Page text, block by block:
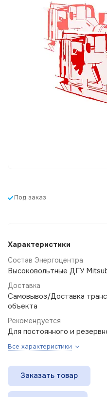
Под заказ
Характеристики
Состав Энергоцентра
Высоковольтные ДГУ
Доставка
Самовывоз/Доставка
объекта
Рекомендуется
Для постоянного и
Все характеристики
Заказать товар